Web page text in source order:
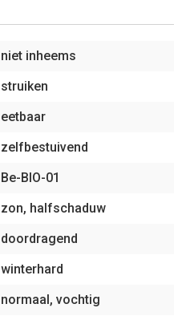
niet inheems
struiken
eetbaar
zelfbestuivend
Be-BIO-01
zon, halfschaduw
doordragend
winterhard
normaal, vochtig